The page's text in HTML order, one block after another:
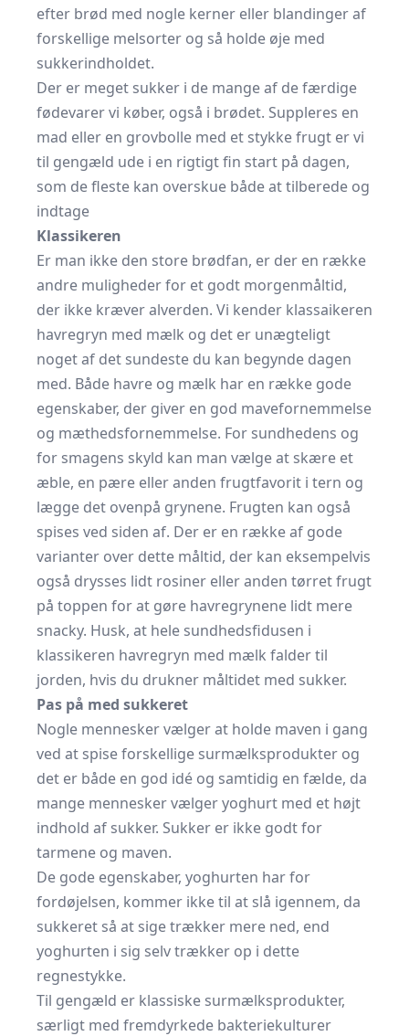
efter brød med nogle kerner eller blandinger af
forskellige melsorter og så holde øje med
sukkerindholdet.
Der er meget sukker i de mange af de færdige
fødevarer vi køber, også i brødet. Suppleres en
mad eller en grovbolle med et stykke frugt er vi
til gengæld ude i en rigtigt fin start på dagen,
som de fleste kan overskue både at tilberede og
indtage
Klassikeren
Er man ikke den store brødfan, er der en række
andre muligheder for et godt morgenmåltid,
der ikke kræver alverden. Vi kender klassaikeren
havregryn med mælk og det er unægteligt
noget af det sundeste du kan begynde dagen
med. Både havre og mælk har en række gode
egenskaber, der giver en god mavefornemmelse
og mæthedsfornemmelse. For sundhedens og
for smagens skyld kan man vælge at skære et
æble, en pære eller anden frugtfavorit i tern og
lægge det ovenpå grynene. Frugten kan også
spises ved siden af. Der er en række af gode
varianter over dette måltid, der kan eksempelvis
også drysses lidt rosiner eller anden tørret frugt
på toppen for at gøre havregrynene lidt mere
snacky. Husk, at hele sundhedsfidusen i
klassikeren havregryn med mælk falder til
jorden, hvis du drukner måltidet med sukker.
Pas på med sukkeret
Nogle mennesker vælger at holde maven i gang
ved at spise forskellige surmælksprodukter og
det er både en god idé og samtidig en fælde, da
mange mennesker vælger yoghurt med et højt
indhold af sukker. Sukker er ikke godt for
tarmene og maven.
De gode egenskaber, yoghurten har for
fordøjelsen, kommer ikke til at slå igennem, da
sukkeret så at sige trækker mere ned, end
yoghurten i sig selv trækker op i dette
regnestykke.
Til gengæld er klassiske surmælksprodukter,
særligt med fremdyrkede bakteriekulturer